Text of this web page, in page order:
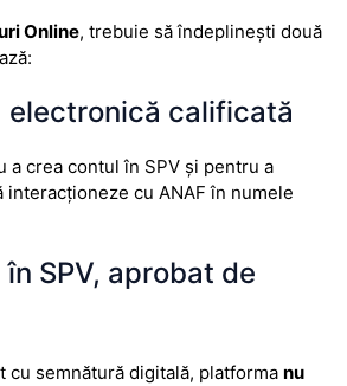
Online, trebuie să îndeplinești două
electronică calificată
a crea contul în SPV și pentru a
interacționeze cu ANAF în numele
SPV, aprobat de
cu semnătură digitală, platforma nu